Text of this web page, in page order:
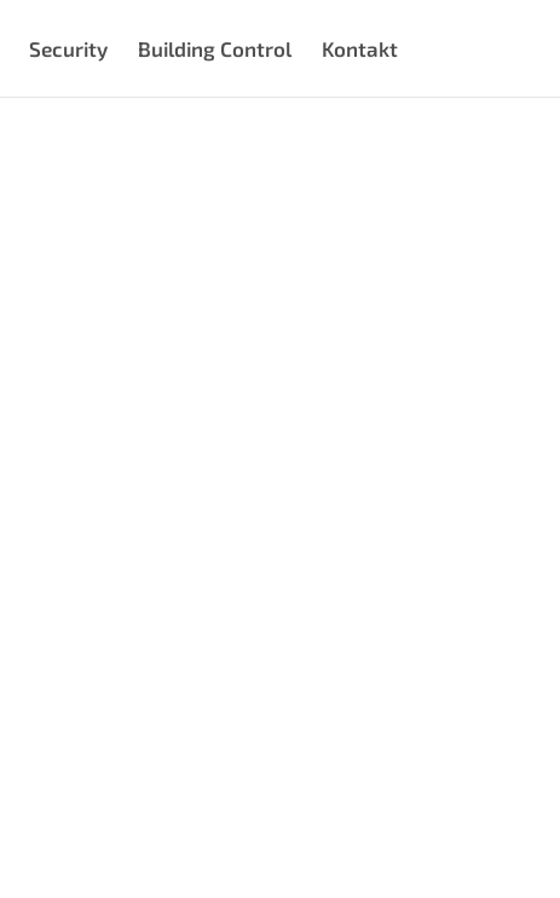
Security Building Control Kontakt